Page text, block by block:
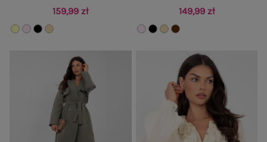
159,99 zł 149,99 zł